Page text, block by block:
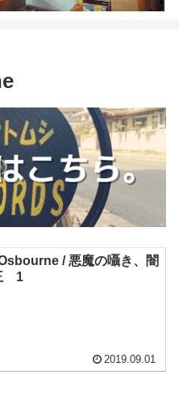
/ 悪魔の囁き、闇
1
2019.09.01